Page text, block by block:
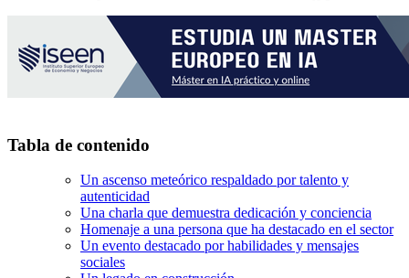
Tabla de contenido
Un ascenso meteórico respaldado por talento y
autenticidad
Una charla que demuestra dedicación y conciencia
Homenaje a una persona que ha destacado en el sector
Un evento destacado por habilidades y mensajes
sociales